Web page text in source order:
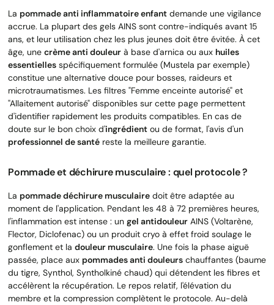
La pommade anti inflammatoire enfant demande une vigilance
accrue. La plupart des gels AINS sont contre-indiqués avant 15
ans, et leur utilisation chez les plus jeunes doit être évitée. À cet
âge, une crème anti douleur à base d'arnica ou aux huiles
essentielles spécifiquement formulée (Mustela par exemple)
constitue une alternative douce pour bosses, raideurs et
microtraumatismes. Les filtres "Femme enceinte autorisé" et
"Allaitement autorisé" disponibles sur cette page permettent
d'identifier rapidement les produits compatibles. En cas de
doute sur le bon choix d'ingrédient ou de format, l'avis d'un
professionnel de santé reste la meilleure garantie.
Pommade et déchirure musculaire : quel protocole ?
La pommade déchirure musculaire doit être adaptée au
moment de l'application. Pendant les 48 à 72 premières heures,
l'inflammation est intense : un gel antidouleur AINS (Voltarène,
Flector, Diclofenac) ou un produit cryo à effet froid soulage le
gonflement et la douleur musculaire. Une fois la phase aiguë
passée, place aux pommades anti douleurs chauffantes (baume
du tigre, Synthol, Syntholkiné chaud) qui détendent les fibres et
accélèrent la récupération. Le repos relatif, l'élévation du
membre et la compression complètent le protocole. Au-delà